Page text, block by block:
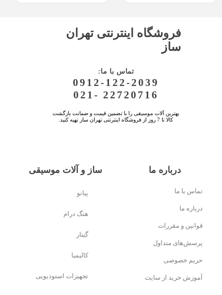
فروشگاه اینترنتی تهران
ساز
:تماس با ما
0912-122-2039
021- 22720716
بهترین آلات موسیقی را با تضمین قیمت و ضمانت بازگشت
کالا تا 7 روز از فروشگاه اینترنتی تهران ساز تهیه کنید.
تماس با ما
درباره ما
قوانین و مقررات
پرسش‌های متداول
حریم خصوصی
آموزش خرید از سایت
درباره ما ساز و آلات موسیقی
پیانو
هنگ درام
گیتار
کالیمبا
تجهیزات استودیویی